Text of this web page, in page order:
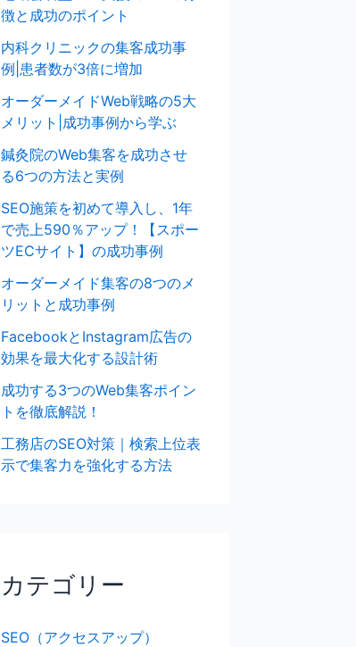
徴と成功のポイント
内科クリニックの集客成功事
例|患者数が3倍に増加
オーダーメイドWeb戦略の5大
メリット|成功事例から学ぶ
鍼灸院のWeb集客を成功させ
る6つの方法と実例
SEO施策を初めて導入し、1年
で売上590％アップ！【スポー
ツECサイト】の成功事例
オーダーメイド集客の8つのメ
リットと成功事例
FacebookとInstagram広告の
効果を最大化する設計術
成功する3つのWeb集客ポイン
トを徹底解説！
工務店のSEO対策｜検索上位表
示で集客力を強化する方法
カテゴリー
SEO（アクセスアップ）